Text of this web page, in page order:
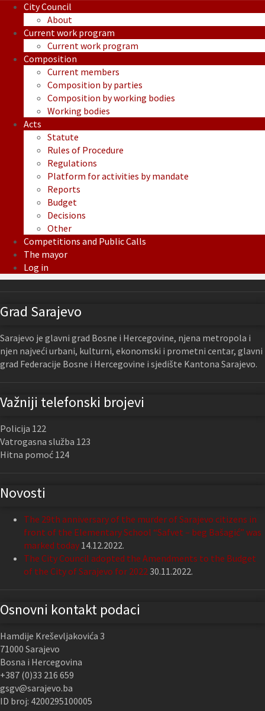
City Council
About
Current work program
Current work program
Composition
Current members
Composition by parties
Composition by working bodies
Working bodies
Acts
Statute
Rules of Procedure
Regulations
Platform for activities by mandate
Reports
Budget
Decisions
Other
Competitions and Public Calls
The mayor
Log in
Grad Sarajevo
Sarajevo je glavni grad Bosne i Hercegovine, njena metropola i
njen najveći urbani, kulturni, ekonomski i prometni centar, glavni
grad Federacije Bosne i Hercegovine i sjedište Kantona Sarajevo.
Važniji telefonski brojevi
Policija 122
Vatrogasna služba 123
Hitna pomoć 124
Novosti
The 29th anniversary of the murder of Sarajevo citizens in
front of the Elementary School “Safvet – beg Bašagić” was
marked today 14.12.2022.
The City Council adopted the Amendments to the Budget
of the City of Sarajevo for 202230.11.2022.
Osnovni kontakt podaci
Hamdije Kreševljakovića 3
71000 Sarajevo
Bosna i Hercegovina
+387 (0)33 216 659
gsgv@sarajevo.ba
ID broj: 4200295100005